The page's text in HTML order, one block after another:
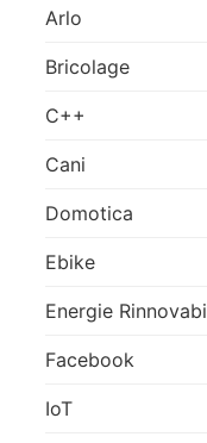
Arlo
Bricolage
C++
Cani
Domotica
Ebike
Energie
Facebook
IoT